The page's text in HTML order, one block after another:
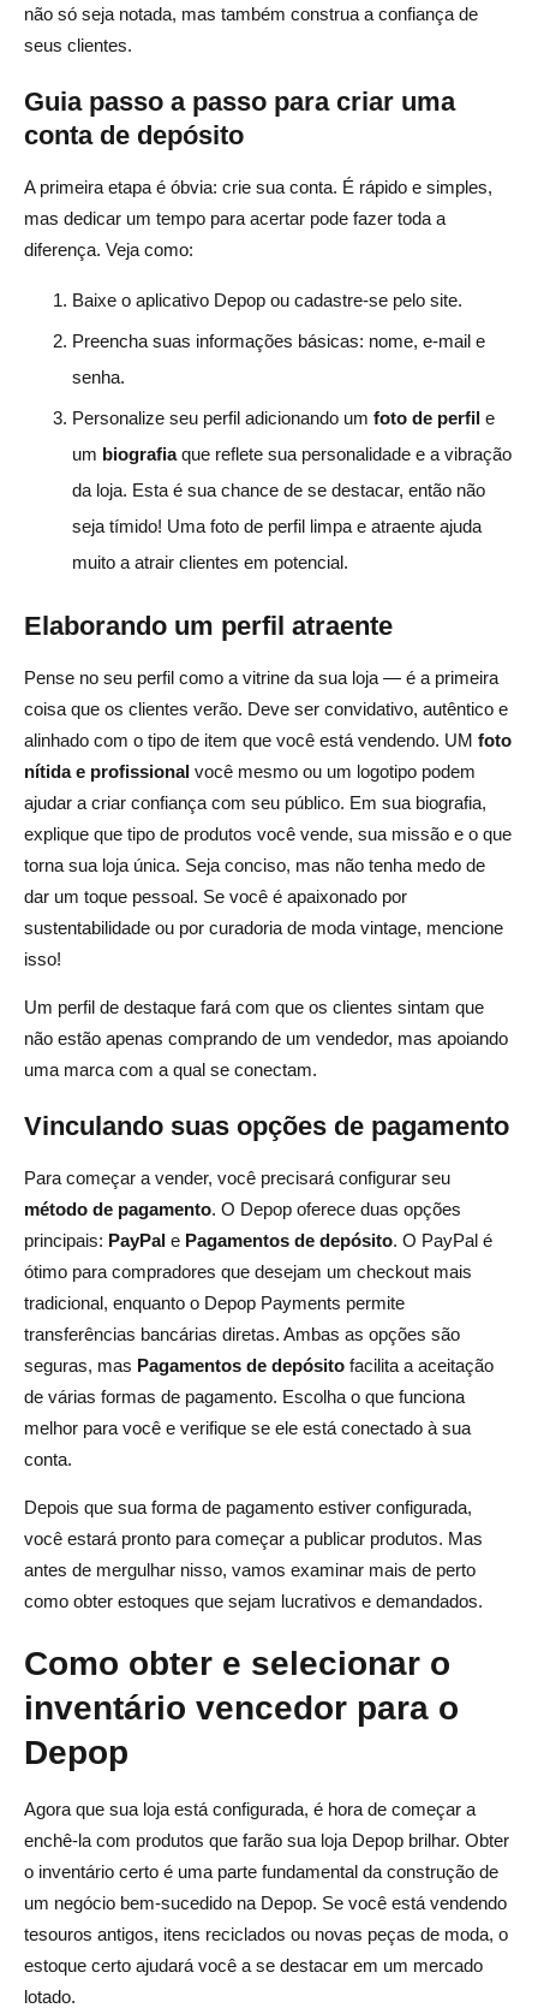
não só seja notada, mas também construa a confiança de
seus clientes.
Guia passo a passo para criar uma
conta de depósito
A primeira etapa é óbvia: crie sua conta. É rápido e simples,
mas dedicar um tempo para acertar pode fazer toda a
diferença. Veja como:
Baixe o aplicativo Depop ou cadastre-se pelo site.
Preencha suas informações básicas: nome, e-mail e
senha.
Personalize seu perfil adicionando um foto de perfil e
um biografiaque reflete sua personalidade e a vibração
da loja. Esta é sua chance de se destacar, então não
seja tímido! Uma foto de perfil limpa e atraente ajuda
muito a atrair clientes em potencial.
Elaborando um perfil atraente
Pense no seu perfil como a vitrine da sua loja — é a primeira
coisa que os clientes verão. Deve ser convidativo, autêntico e
alinhado com o tipo de item que você está vendendo. UM foto
nítida e profissional você mesmo ou um logotipo podem
ajudar a criar confiança com seu público. Em sua biografia,
explique que tipo de produtos você vende, sua missão e o que
torna sua loja única. Seja conciso, mas não tenha medo de
dar um toque pessoal. Se você é apaixonado por
sustentabilidade ou por curadoria de moda vintage, mencione
isso!
Um perfil de destaque fará com que os clientes sintam que
não estão apenas comprando de um vendedor, mas apoiando
uma marca com a qual se conectam.
Vinculando suas opções de pagamento
Para começar a vender, você precisará configurar seu
método de pagamento. O Depop oferece duas opções
principais: PayPal e Pagamentos de depósito. O PayPal é
ótimo para compradores que desejam um checkout mais
tradicional, enquanto o Depop Payments permite
transferências bancárias diretas. Ambas as opções são
seguras, mas Pagamentos de depósito facilita a aceitação
de várias formas de pagamento. Escolha o que funciona
melhor para você e verifique se ele está conectado à sua
conta.
Depois que sua forma de pagamento estiver configurada,
você estará pronto para começar a publicar produtos. Mas
antes de mergulhar nisso, vamos examinar mais de perto
como obter estoques que sejam lucrativos e demandados.
Como obter e selecionar o
inventário vencedor para o
Depop
Agora que sua loja está configurada, é hora de começar a
enchê-la com produtos que farão sua loja Depop brilhar. Obter
o inventário certo é uma parte fundamental da construção de
um negócio bem-sucedido na Depop. Se você está vendendo
tesouros antigos, itens reciclados ou novas peças de moda, o
estoque certo ajudará você a se destacar em um mercado
lotado.